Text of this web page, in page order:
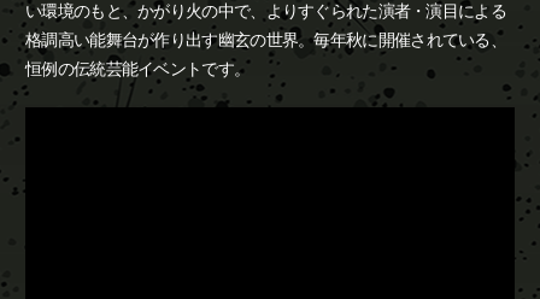
い環境のもと、かがり火の中で、よりすぐられた演者・演目による
格調高い能舞台が作り出す幽玄の世界。毎年秋に開催されている、
恒例の伝統芸能イベントです。